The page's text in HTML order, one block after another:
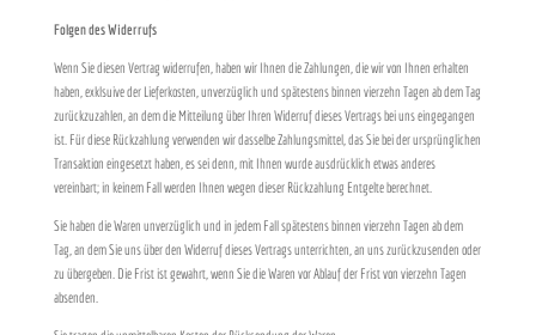
Folgen des Widerrufs
Wenn Sie diesen Vertrag widerrufen, haben wir Ihnen die Zahlungen, die wir von Ihnen erhalten
haben, exklsuive der Lieferkosten, unverzüglich und spätestens binnen vierzehn Tagen ab dem Tag
zurückzuzahlen, an dem die Mitteilung über Ihren Widerruf dieses Vertrags bei uns eingegangen
ist. Für diese Rückzahlung verwenden wir dasselbe Zahlungsmittel, das Sie bei der ursprünglichen
Transaktion eingesetzt haben, es sei denn, mit Ihnen wurde ausdrücklich etwas anderes
vereinbart; in keinem Fall werden Ihnen wegen dieser Rückzahlung Entgelte berechnet.
Sie haben die Waren unverzüglich und in jedem Fall spätestens binnen vierzehn Tagen ab dem
Tag, an dem Sie uns über den Widerruf dieses Vertrags unterrichten, an uns zurückzusenden oder
zu übergeben. Die Frist ist gewahrt, wenn Sie die Waren vor Ablauf der Frist von vierzehn Tagen
absenden.